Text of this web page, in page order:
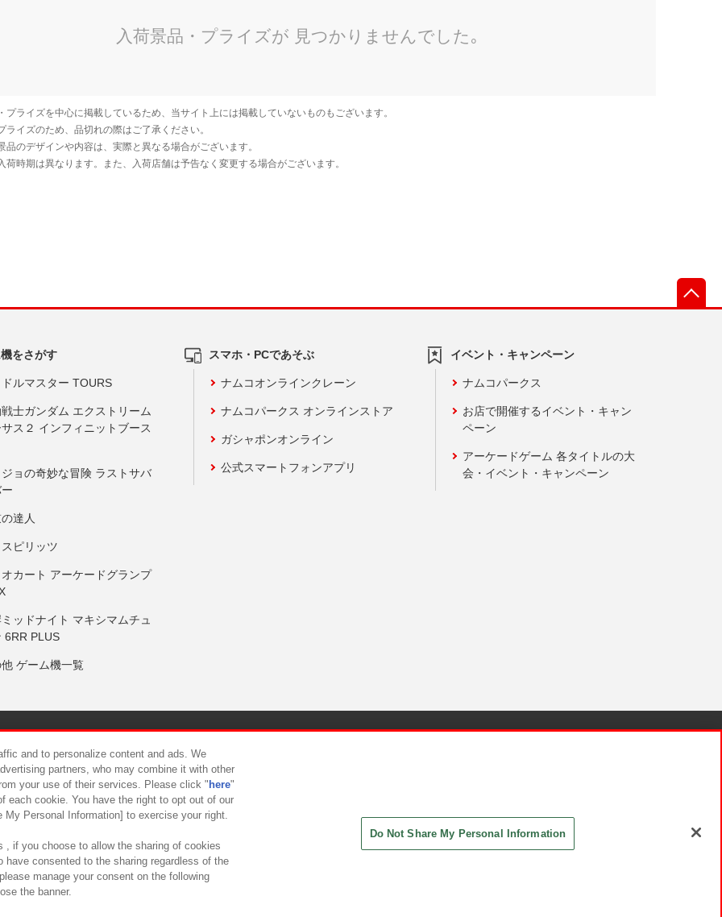
をさがす
ルマスター TOURS
士ガンダム エクストリーム
ス２ インフィニットブース
ョの奇妙な冒険 ラストサバ
達人
ピリッツ
カート アーケードグランプ
ッドナイト マキシマムチュ
6RR PLUS
ゲーム機一覧
スマホ・PCであそぶ
ナムコオンラインクレーン
ナムコパークス オンラインストア
ガシャポンオンライン
公式スマートフォンアプリ
イベント・キャンペーン
ナムコパークス
お店で開催するイベント・キャン
ペーン
アーケードゲーム 各タイトルの大
会・イベント・キャンペーン
について カスタマーハラスメント対応方針
and to personalize content and ads. We
partners, who may combine it with other
your use of their services. Please click " here"
each cookie. You have the right to opt out of our
Personal Information] to exercise your right.
, if you choose to allow the sharing of cookies
have consented to the sharing regardless of the
manage your consent on the following
the banner.
Do Not Share My Personal Information